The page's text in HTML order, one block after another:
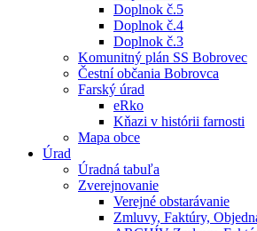
Doplnok č.5
Doplnok č.4
Doplnok č.3
Komunitný plán SS Bobrovec
Čestní občania Bobrovca
Farský úrad
eRko
Kňazi v histórii farnosti
Mapa obce
Úrad
Úradná tabuľa
Zverejnovanie
Verejné obstarávanie
Zmluvy, Faktúry,